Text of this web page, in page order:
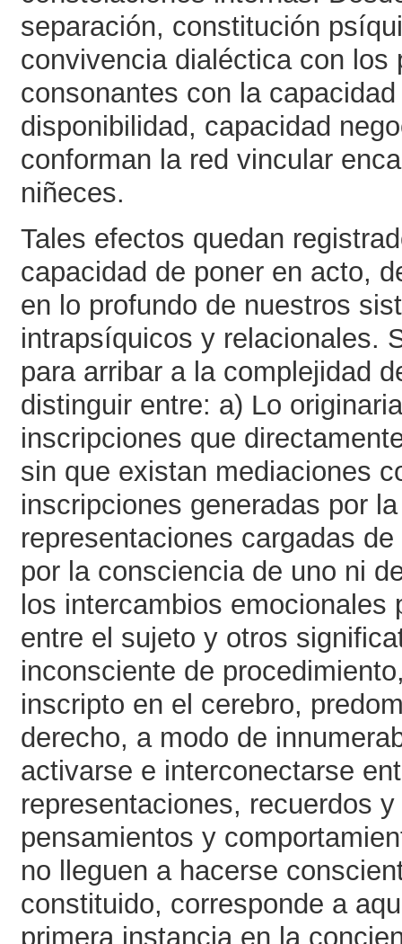
separación, constitución
convivencia dialéctica con
consonantes con la
disponibilidad, capacidad
conforman la red vincular
niñeces.
Tales efectos quedan
capacidad de poner en acto,
en lo profundo de nuestros
intrapsíquicos y relacionales.
para arribar a la complejidad
distinguir entre: a) Lo
inscripciones que
sin que existan mediaciones
inscripciones generadas por
representaciones cargadas
por la consciencia de uno ni
los intercambios
entre el sujeto y otros
inconsciente de
inscripto en el cerebro,
derecho, a modo de
activarse e interconectarse
representaciones, recuerdos
pensamientos y
no lleguen a hacerse
constituido, corresponde a
primera instancia en la